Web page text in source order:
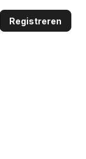
Registreren